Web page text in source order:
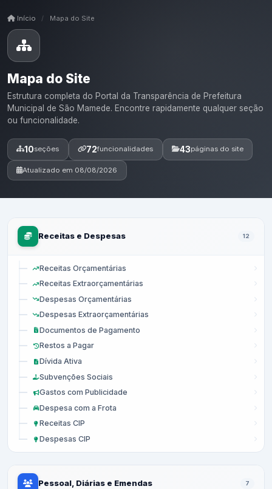
Início / Mapa do Site
Mapa do Site
Estrutura completa do Portal da Transparência de Prefeitura
Municipal de São Mamede. Encontre rapidamente qualquer seção
ou funcionalidade.
10seções 72funcionalidades 43páginas do site
Atualizado em 08/08/2026
Receitas e Despesas 12
Receitas Orçamentárias
Receitas Extraorçamentárias
Despesas Orçamentárias
Despesas Extraorçamentárias
Documentos de Pagamento
Restos a Pagar
Dívida Ativa
Subvenções Sociais
Gastos com Publicidade
Despesa com a Frota
Receitas CIP
Despesas CIP
Pessoal, Diárias e Emendas 7